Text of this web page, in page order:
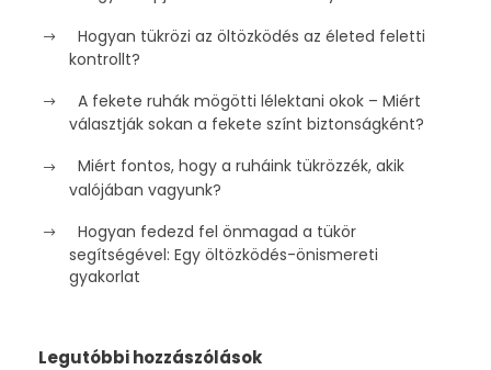
Hogyan tükrözi az öltözködés az életed feletti
kontrollt?
A fekete ruhák mögötti lélektani okok – Miért
választják sokan a fekete színt biztonságként?
Miért fontos, hogy a ruháink tükrözzék, akik
valójában vagyunk?
Hogyan fedezd fel önmagad a tükör
segítségével: Egy öltözködés-önismereti
gyakorlat
Legutóbbi hozzászólások